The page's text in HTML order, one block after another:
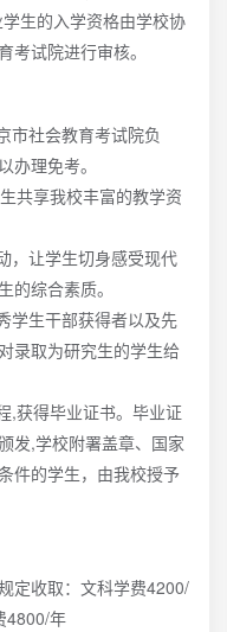
生的入学资格由学校协
考试院进行审核。
市社会教育考试院负
办理免考。
共享我校丰富的教学资
，让学生切身感受现代
的综合素质。
学生干部获得者以及先
录取为研究生的学生给
,获得毕业证书。毕业证
发,学校附署盖章、国家
件的学生，由我校授予
定收取：文科学费4200/
4800/年